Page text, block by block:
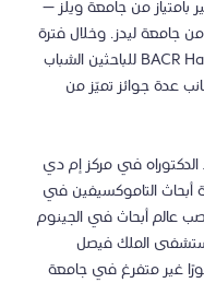
بامتياز من جامعة ويلز –
جامعة ليدز. وخلال فترة
دراسته للدكتوراه، نال جائزة BACR Hamilton-Fairley للباحثين الشباب
عدة جوائز تميّز من
في مركز إم دي
التاموكسيفين في
عالم أبحاث في الجينوم
الملك فيصل
غير متفرغ في جامعة